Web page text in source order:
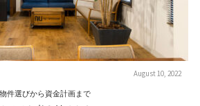
August 10, 2022
物件選びから資金計画まで